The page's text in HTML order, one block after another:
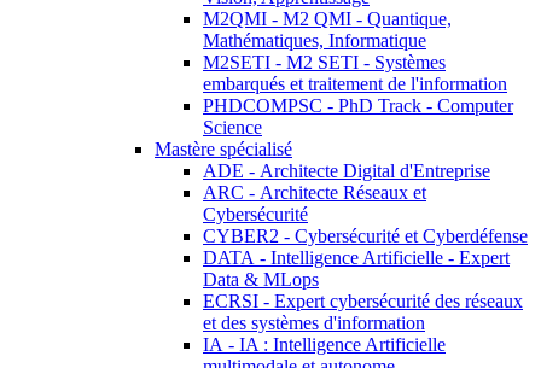
M2QMI - M2 QMI - Quantique,
Mathématiques, Informatique
M2SETI - M2 SETI - Systèmes
embarqués et traitement de l'information
PHDCOMPSC - PhD Track - Computer
Science
Mastère spécialisé
ADE - Architecte Digital d'Entreprise
ARC - Architecte Réseaux et
Cybersécurité
CYBER2 - Cybersécurité et Cyberdéfense
DATA - Intelligence Artificielle - Expert
Data & MLops
ECRSI - Expert cybersécurité des réseaux
et des systèmes d'information
IA - IA : Intelligence Artificielle